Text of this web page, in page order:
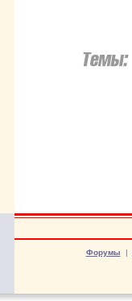
Форумы |